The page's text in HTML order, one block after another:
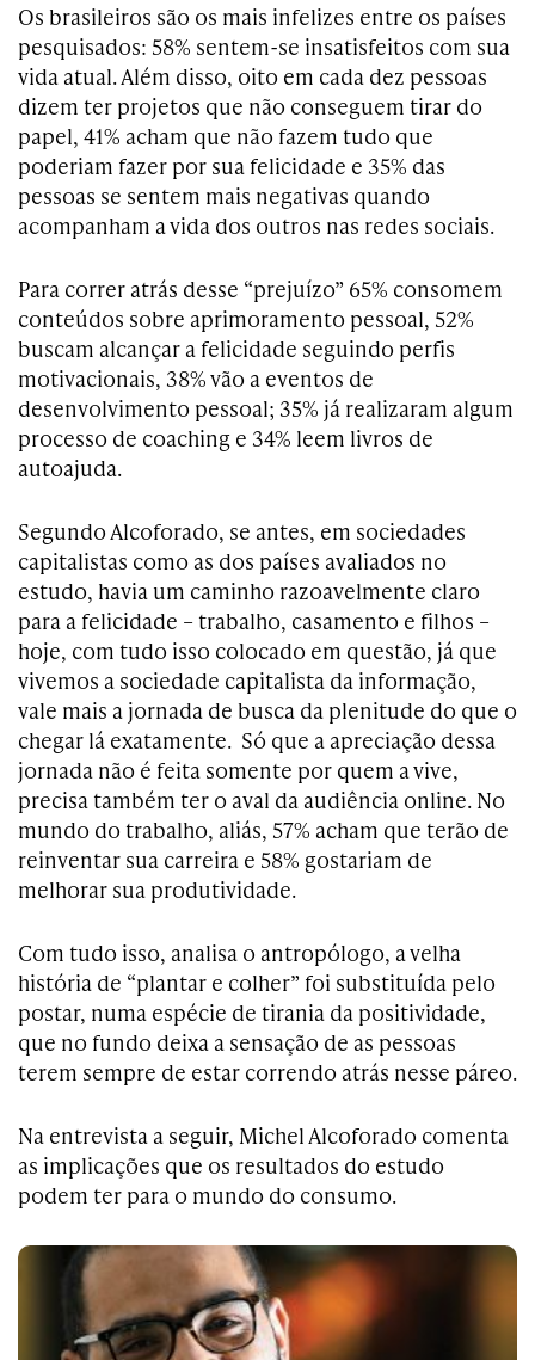
Os brasileiros são os mais infelizes entre os países
pesquisados: 58% sentem-se insatisfeitos com sua
vida atual. Além disso, oito em cada dez pessoas
dizem ter projetos que não conseguem tirar do
papel, 41% acham que não fazem tudo que
poderiam fazer por sua felicidade e 35% das
pessoas se sentem mais negativas quando
acompanham a vida dos outros nas redes sociais.
Para correr atrás desse “prejuízo” 65% consomem
conteúdos sobre aprimoramento pessoal, 52%
buscam alcançar a felicidade seguindo perfis
motivacionais, 38% vão a eventos de
desenvolvimento pessoal; 35% já realizaram algum
processo de coaching e 34% leem livros de
autoajuda.
Segundo Alcoforado, se antes, em sociedades
capitalistas como as dos países avaliados no
estudo, havia um caminho razoavelmente claro
para a felicidade – trabalho, casamento e filhos –
hoje, com tudo isso colocado em questão, já que
vivemos a sociedade capitalista da informação,
vale mais a jornada de busca da plenitude do que o
chegar lá exatamente. Só que a apreciação dessa
jornada não é feita somente por quem a vive,
precisa também ter o aval da audiência online. No
mundo do trabalho, aliás, 57% acham que terão de
reinventar sua carreira e 58% gostariam de
melhorar sua produtividade.
Com tudo isso, analisa o antropólogo, a velha
história de “plantar e colher” foi substituída pelo
postar, numa espécie de tirania da positividade,
que no fundo deixa a sensação de as pessoas
terem sempre de estar correndo atrás nesse páreo.
Na entrevista a seguir, Michel Alcoforado comenta
as implicações que os resultados do estudo
podem ter para o mundo do consumo.